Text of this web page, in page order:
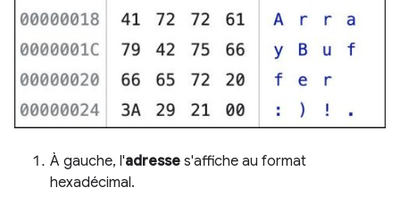
À gauche, l'adresse s'affiche au format
hexadécimal.